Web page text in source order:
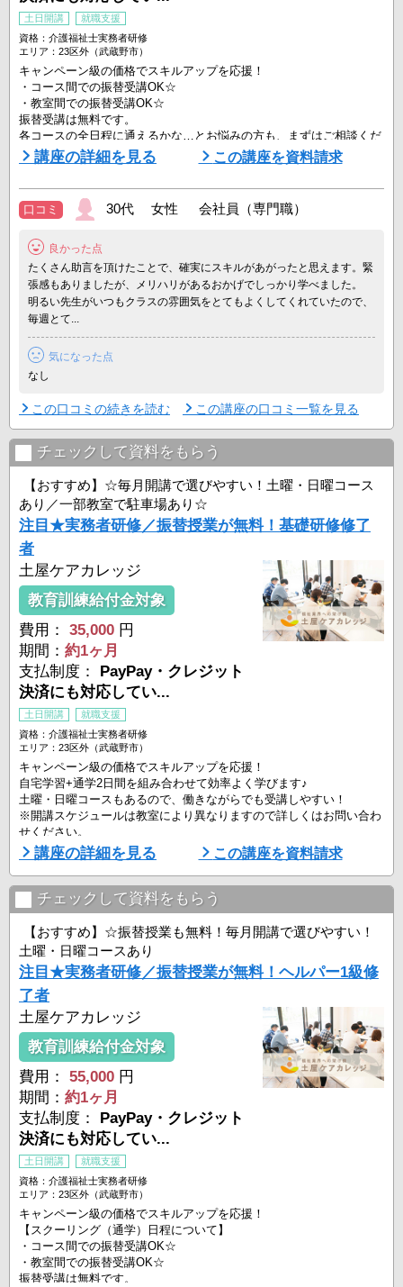
土日開講
就職支援
資格：介護福祉士実務者研修
エリア：23区外（武蔵野市）
キャンペーン級の価格でスキルアップを応援！
・コース間での振替受講OK☆
・教室間での振替受講OK☆
振替受講は無料です。
各コースの全日程に通えるかな…とお悩みの方も、まずはご相談くだ
さい！
土曜・日曜コースもあるので、働きながらでも受講しやすい！
通学は週1回。介護過程5日間と医療ケア2日間の計7日間です。
介護の現場でおこる事例をもとに、実践的な技術を学びます。
やむを得ず受講できない日程がある場合も無料で振 ...
講座の詳細を見る この講座を資料請求
口コミ 30代 女性 会社員（専門職）
良かった点
たくさん助言を頂けたことで、確実にスキルがあがったと思えます。緊
張感もありましたが、メリハリがあるおかげでしっかり学べました。
明るい先生がいつもクラスの雰囲気をとてもよくしてくれていたので、
毎週とて...
気になった点
なし
この口コミの続きを読む この講座の口コミ一覧を見る
チェックして資料をもらう
【おすすめ】☆毎月開講で選びやすい！土曜・日曜コース
あり／一部教室で駐車場あり☆
注目★実務者研修／振替授業が無料！基礎研修修了
者
土屋ケアカレッジ
教育訓練給付金対象
費用：
35,000 円
期間： 約1ヶ月
支払制度：
PayPay・クレジット
決済にも対応してい...
土日開講
就職支援
資格：介護福祉士実務者研修
エリア：23区外（武蔵野市）
キャンペーン級の価格でスキルアップを応援！
自宅学習+通学2日間を組み合わせて効率よく学びます♪
土曜・日曜コースもあるので、働きながらでも受講しやすい！
※開講スケジュールは教室により異なりますので詳しくはお問い合わ
せください。
☆通学は2日間！
通学は週1回、医療ケア2日間。
介護の現場でおこる事例をもとに、実践的な技術を学びます。
やむを得ず受講できない日程がある場合も無料で振替受講が可能です
ので、ご相談ください。
☆自分で学習計画を立てやすい！
テキストを用いた自宅学習は、ご自身の ...
講座の詳細を見る この講座を資料請求
チェックして資料をもらう
【おすすめ】☆振替授業も無料！毎月開講で選びやすい！
土曜・日曜コースあり
注目★実務者研修／振替授業が無料！ヘルパー1級修
了者
土屋ケアカレッジ
教育訓練給付金対象
費用：
55,000 円
期間： 約1ヶ月
支払制度：
PayPay・クレジット
決済にも対応してい...
土日開講
就職支援
資格：介護福祉士実務者研修
エリア：23区外（武蔵野市）
キャンペーン級の価格でスキルアップを応援！
【スクーリング（通学）日程について】
・コース間での振替受講OK☆
・教室間での振替受講OK☆
振替受講は無料です。